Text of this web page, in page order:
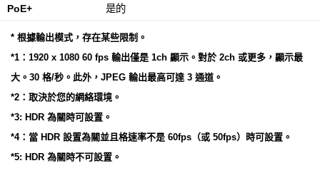
PoE+ 是的
* 根據輸出模式，存在某些限制。
*1：1920 x 1080 60 fps 輸出僅是 1ch 顯示。對於 2ch 或更多，顯示最
大。30 格/秒。此外，JPEG 輸出最高可達 3 通道。
*2：取決於您的網絡環境。
*3: HDR 為關時可設置。
*4：當 HDR 設置為關並且格速率不是 60fps（或 50fps）時可設置。
*5: HDR 為關時不可設置。